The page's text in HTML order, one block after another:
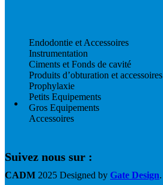
Endodontie et Accessoires
Instrumentation
Ciments et Fonds de cavité
Produits d’obturation et accessoires
Prophylaxie
Petits Equipements
Gros Equipements
Accessoires
Suivez nous sur :
CADM 2025 Designed by Gate Design.